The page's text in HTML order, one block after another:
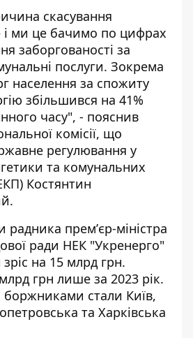
скасування
і ми це бачимо по цифрах
заборгованості за
послуги. Зокрема
населення за спожиту
збільшився на 41%
часу", - пояснив
комісії, що
регулювання у
та комунальних
Костянтин
радника премʼєр-міністра
ради НЕК "Укренерго"
на 15 млрд грн.
грн лише за 2023 рік.
стали Київ,
та Харківська